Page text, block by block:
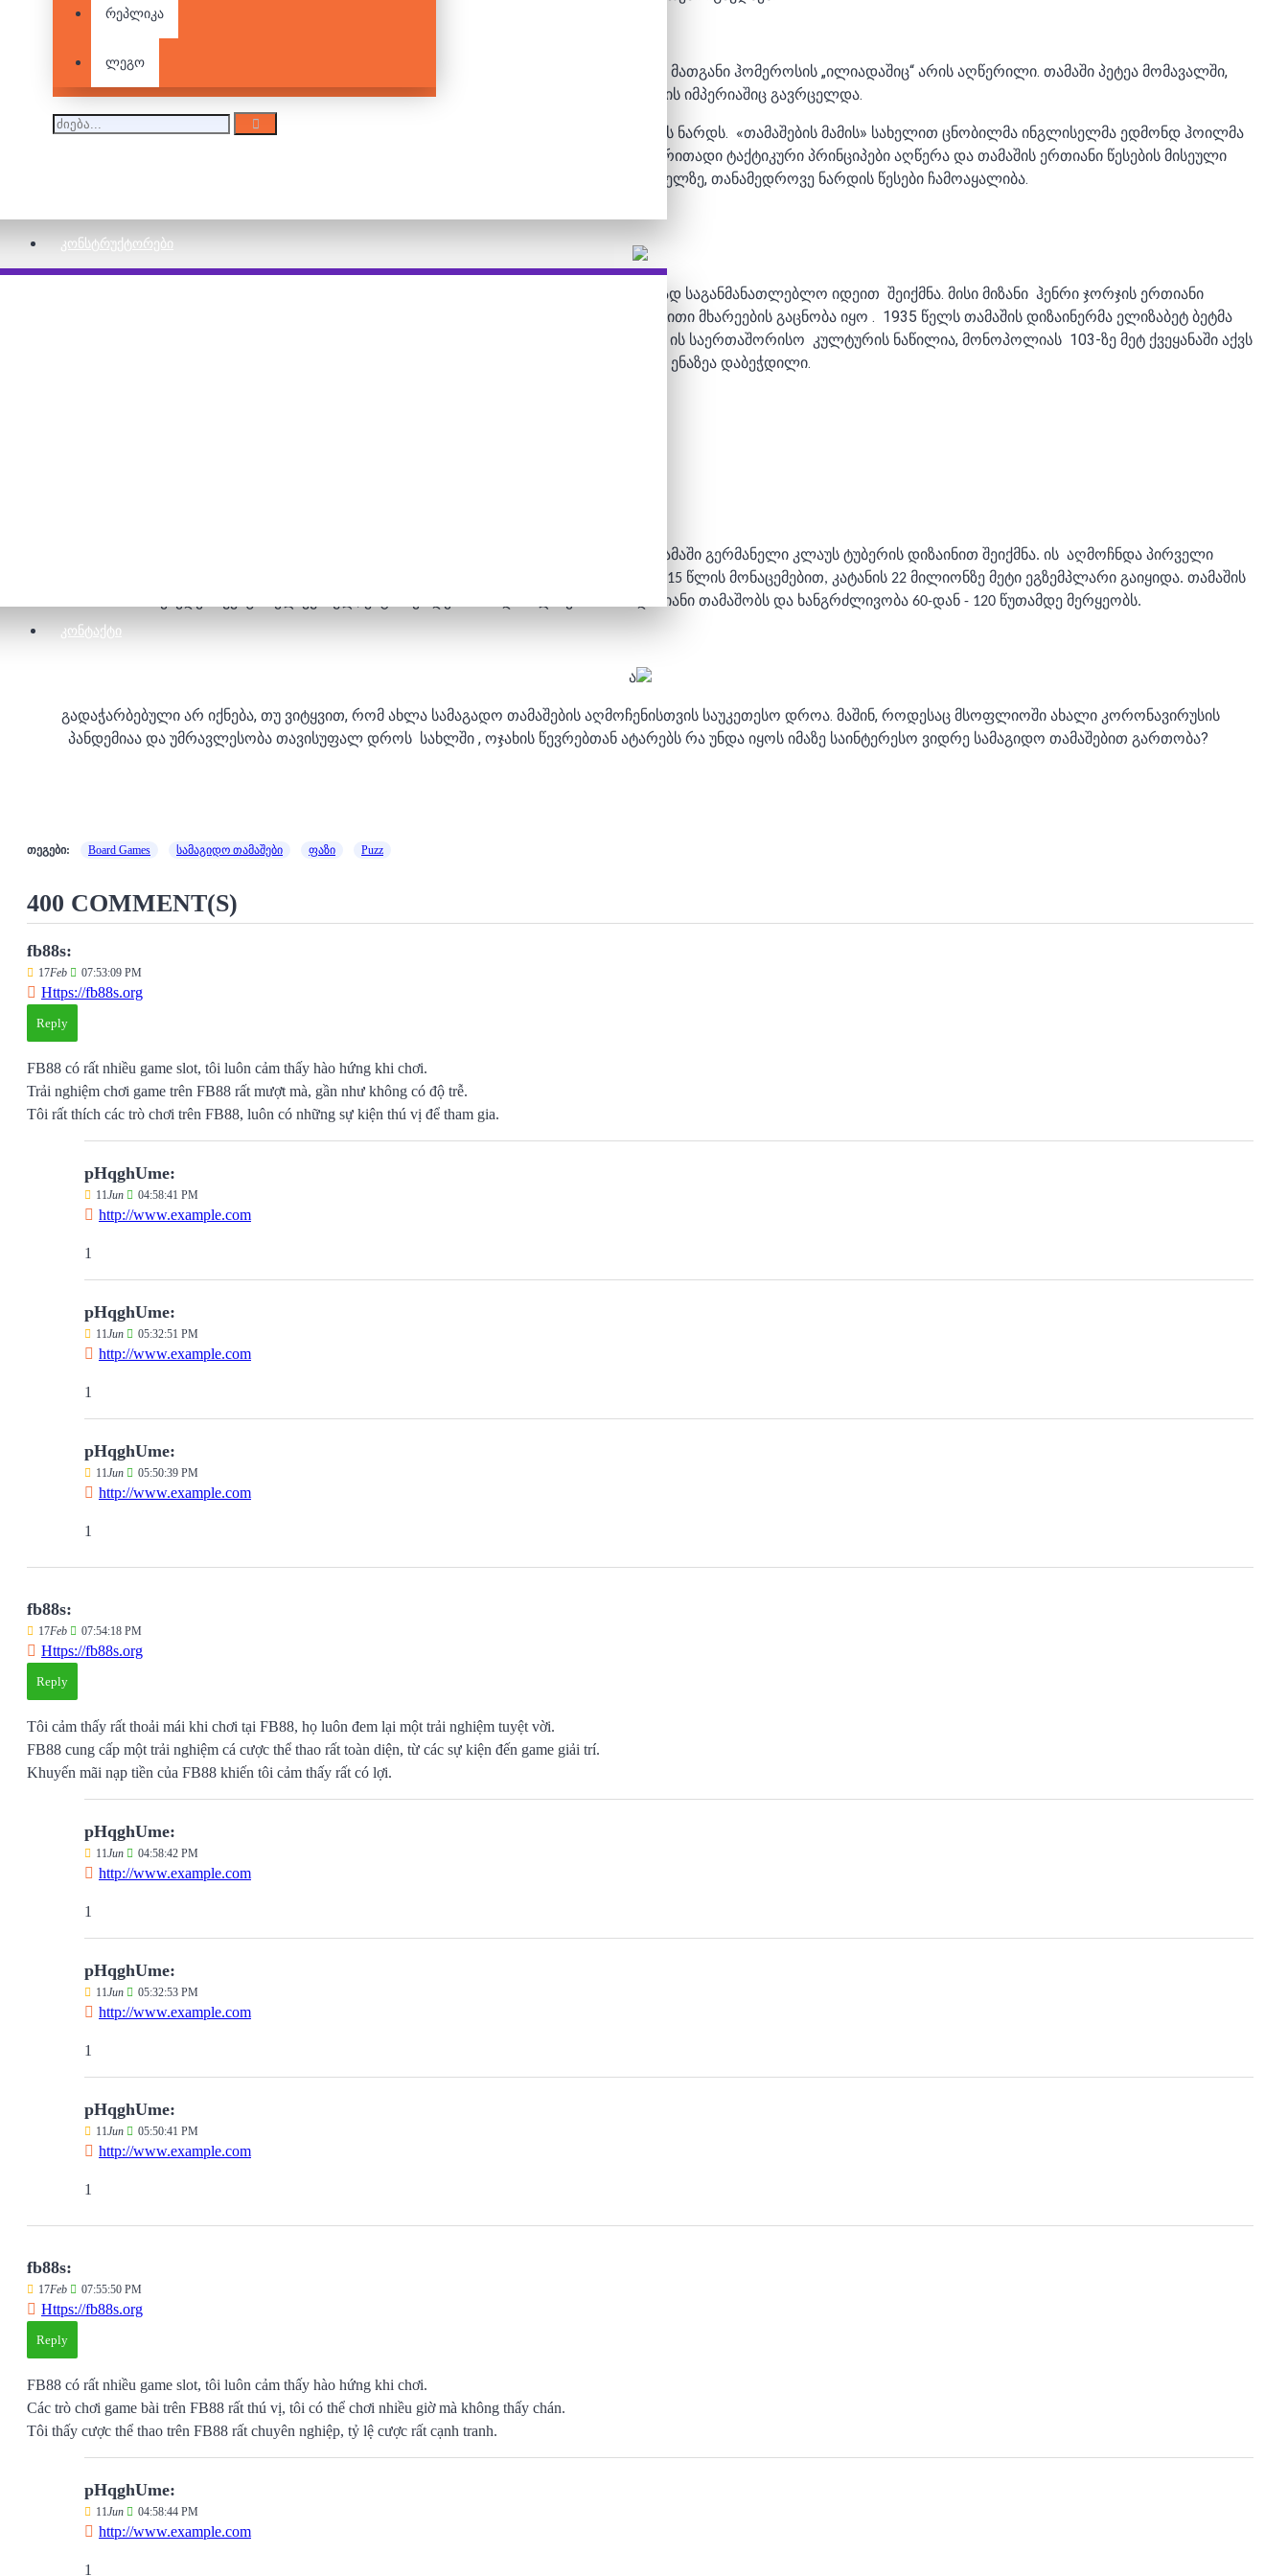
ᲙᲝᲜᲡᲢᲠᲣᲥᲢᲝᲠᲔᲑᲘ
ᲙᲝᲜᲢᲐᲥᲢᲘ
რეპლიკა
ლეგო
სამაგიდო თამაშები პოპულარობით სარგებლობდა ევროპელ ხალხებშიც. ერთ-ერთი მათგანი ჰომეროსის „ილიადაშიც“ არის აღწერილი. თამაში პეტეა მომავალში,
სახელშეცვლილი ვარიანტით რომის იმპერიაშიც გავრცელდა.
სამაგიდო თამაშებზე საუბრისას რთულია გვერდი ავუაროთ ყველასთვის ცნობილ თამაშს ნარდს. «თამაშების მამის» სახელით ცნობილმა ინგლისელმა ედმონდ ჰოილმა
გამოსცა წიგნი, რომელიც ნარდს ეძღვნებოდა. ავტორმა თამაშის ისტორია, წესები, ძირითადი ტაქტიკური პრინციპები აღწერა და თამაშის ერთიანი წესების მისეული
ხედვაც წარმოადგინა. ჰოილმა ძველი სპარსულის საფუძველზე, თანამედროვე ნარდის წესები ჩამოაყალიბა.
ჟანრის კლასიკად, რა თქმა უნდა, მონოპოლია ითვლება. თამაში თავდაპირველად საგანმანათლებლო იდეით შეიქმნა. მისი მიზანი ჰენრი ჯორჯის ერთიანი
საგადასახადო თეორიის წარმოჩენა და ხალხისთვის კერძო მონოპოლიების უარყოფითი მხარეების გაცნობა იყო . 1935 წელს თამაშის დიზაინერმა ელიზაბეტ ბეტმა
პატენტი Parker Brothers მიჰყიდა. სწორედ აქიდან იწყება მონოპოლიის წარმატება. დღეს ის საერთაშორისო კულტურის ნაწილია, მონოპოლიას 103-ზე მეტ ქვეყანაში აქვს
ლიცენზია და იგი 37-ზე მეტ ენაზეა დაბეჭდილი.
მონოპოლიას პოპულარობით არ ჩამოუვარდება „კატანი“. აღნიშნული სამაგიდო თამაში გერმანელი კლაუს ტუბერის დიზაინით შეიქმნა. ის აღმოჩნდა პირველი
2015 წლის მონაცემებით, კატანის 22 მილიონზე მეტი ეგზემპლარი გაიყიდა. თამაშის
მოქმედება უკაცრიელ კუნძულ, კატანზე ხდება. მას დაახლოებით 3-4 ადამიანი თამაშობს და ხანგრძლივობა 60-დან - 120 წუთამდე მერყეობს.
ა
გადაჭარბებული არ იქნება, თუ ვიტყვით, რომ ახლა სამაგადო თამაშების აღმოჩენისთვის საუკეთესო დროა. მაშინ, როდესაც მსოფლიოში ახალი კორონავირუსის
პანდემიაა და უმრავლესობა თავისუფალ დროს სახლში , ოჯახის წევრებთან ატარებს რა უნდა იყოს იმაზე საინტერესო ვიდრე სამაგიდო თამაშებით გართობა?
თეგები: Board Games სამაგიდო თამაშები ფაზი Puzz
400 COMMENT(S)
fb88s:
17Feb 07:53:09 PM
Https://fb88s.org
Reply
FB88 có rất nhiều game slot, tôi luôn cảm thấy hào hứng khi chơi.
Trải nghiệm chơi game trên FB88 rất mượt mà, gần như không có độ trễ.
Tôi rất thích các trò chơi trên FB88, luôn có những sự kiện thú vị để tham gia.
pHqghUme:
11Jun 04:58:41 PM
http://www.example.com
1
pHqghUme:
11Jun 05:32:51 PM
http://www.example.com
1
pHqghUme:
11Jun 05:50:39 PM
http://www.example.com
1
fb88s:
17Feb 07:54:18 PM
Https://fb88s.org
Reply
Tôi cảm thấy rất thoải mái khi chơi tại FB88, họ luôn đem lại một trải nghiệm tuyệt vời.
FB88 cung cấp một trải nghiệm cá cược thể thao rất toàn diện, từ các sự kiện đến game giải trí.
Khuyến mãi nạp tiền của FB88 khiến tôi cảm thấy rất có lợi.
pHqghUme:
11Jun 04:58:42 PM
http://www.example.com
1
pHqghUme:
11Jun 05:32:53 PM
http://www.example.com
1
pHqghUme:
11Jun 05:50:41 PM
http://www.example.com
1
fb88s:
17Feb 07:55:50 PM
Https://fb88s.org
Reply
FB88 có rất nhiều game slot, tôi luôn cảm thấy hào hứng khi chơi.
Các trò chơi game bài trên FB88 rất thú vị, tôi có thể chơi nhiều giờ mà không thấy chán.
Tôi thấy cược thể thao trên FB88 rất chuyên nghiệp, tỷ lệ cược rất cạnh tranh.
pHqghUme:
11Jun 04:58:44 PM
http://www.example.com
1